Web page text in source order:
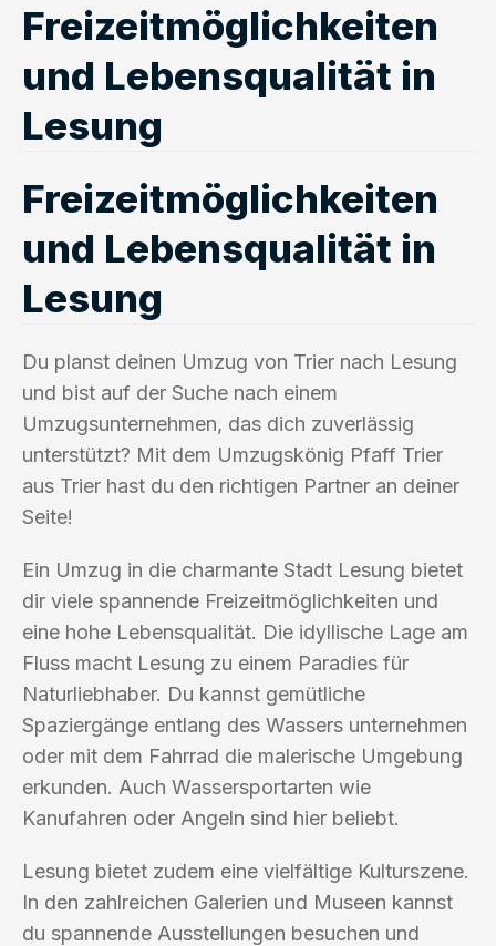
Freizeitmöglichkeiten
und Lebensqualität in
Lesung
Freizeitmöglichkeiten
und Lebensqualität in
Lesung
Du planst deinen Umzug von Trier nach Lesung
und bist auf der Suche nach einem
Umzugsunternehmen, das dich zuverlässig
unterstützt? Mit dem Umzugskönig Pfaff Trier
aus Trier hast du den richtigen Partner an deiner
Seite!
Ein Umzug in die charmante Stadt Lesung bietet
dir viele spannende Freizeitmöglichkeiten und
eine hohe Lebensqualität. Die idyllische Lage am
Fluss macht Lesung zu einem Paradies für
Naturliebhaber. Du kannst gemütliche
Spaziergänge entlang des Wassers unternehmen
oder mit dem Fahrrad die malerische Umgebung
erkunden. Auch Wassersportarten wie
Kanufahren oder Angeln sind hier beliebt.
Lesung bietet zudem eine vielfältige Kulturszene.
In den zahlreichen Galerien und Museen kannst
du spannende Ausstellungen besuchen und